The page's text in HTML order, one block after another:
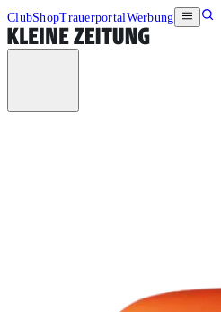
ClubShopTrauerportalWerbung